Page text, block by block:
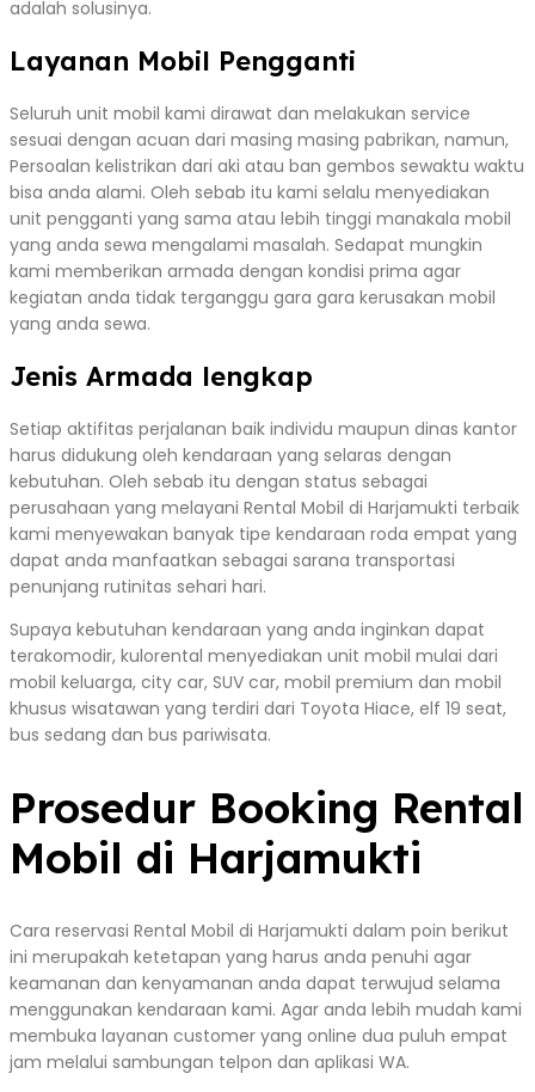
adalah solusinya.
Layanan Mobil Pengganti
Seluruh unit mobil kami dirawat dan melakukan service
sesuai dengan acuan dari masing masing pabrikan, namun,
Persoalan kelistrikan dari aki atau ban gembos sewaktu waktu
bisa anda alami. Oleh sebab itu kami selalu menyediakan
unit pengganti yang sama atau lebih tinggi manakala mobil
yang anda sewa mengalami masalah. Sedapat mungkin
kami memberikan armada dengan kondisi prima agar
kegiatan anda tidak terganggu gara gara kerusakan mobil
yang anda sewa.
Jenis Armada lengkap
Setiap aktifitas perjalanan baik individu maupun dinas kantor
harus didukung oleh kendaraan yang selaras dengan
kebutuhan. Oleh sebab itu dengan status sebagai
perusahaan yang melayani Rental Mobil di Harjamukti terbaik
kami menyewakan banyak tipe kendaraan roda empat yang
dapat anda manfaatkan sebagai sarana transportasi
penunjang rutinitas sehari hari.
Supaya kebutuhan kendaraan yang anda inginkan dapat
terakomodir, kulorental menyediakan unit mobil mulai dari
mobil keluarga, city car, SUV car, mobil premium dan mobil
khusus wisatawan yang terdiri dari Toyota Hiace, elf 19 seat,
bus sedang dan bus pariwisata.
Prosedur Booking Rental
Mobil di Harjamukti
Cara reservasi Rental Mobil di Harjamukti dalam poin berikut
ini merupakah ketetapan yang harus anda penuhi agar
keamanan dan kenyamanan anda dapat terwujud selama
menggunakan kendaraan kami. Agar anda lebih mudah kami
membuka layanan customer yang online dua puluh empat
jam melalui sambungan telpon dan aplikasi WA.